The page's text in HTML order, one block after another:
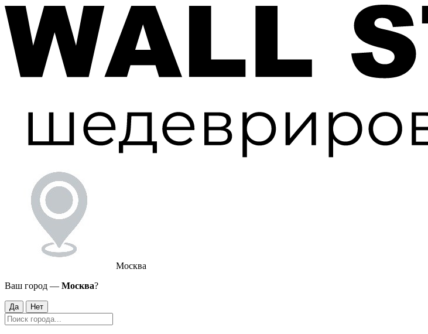
Москва
Ваш город — Москва?
Да Нет